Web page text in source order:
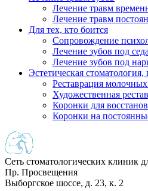
Лечение травм
Лечение травм
Для тех, кто боится
Сопровождение
Лечение зубов под
Лечение зубов под
Эстетическая стоматология,
Реставрация молочных
Художественная
Коронки для
Коронки на
Сеть стоматологических клиник
Пр. Просвещения
Выборгское шоссе, д. 23, к. 2